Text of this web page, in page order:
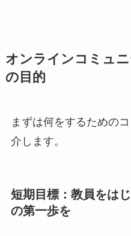
オンラインコミュニ
の目的
まずは何をするための
介します。
短期目標：教員をは
の第一歩を